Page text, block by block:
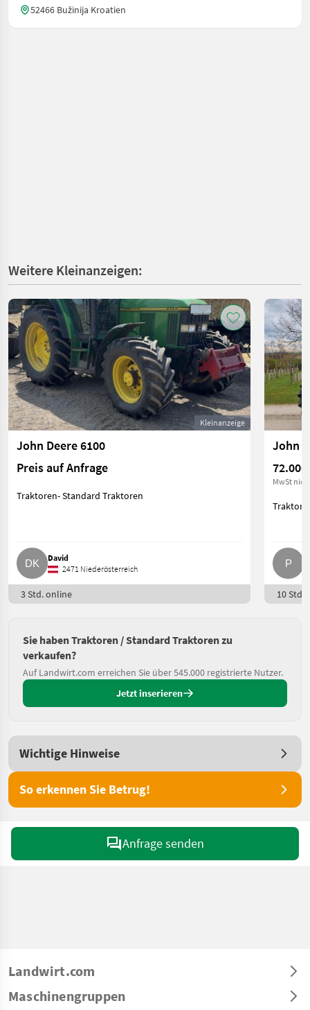
52466 Bužinija Kroatien
Weitere Kleinanzeigen:
Kleinanzeige
John Deere 6100
Preis auf Anfrage
Traktoren- Standard Traktoren
David
2471 Niederösterreich
3 Std. online
John
72.000
MwSt
10 Std.
Sie haben Traktoren / Standard Traktoren zu
verkaufen?
Auf Landwirt.com erreichen Sie über 545.000 registrierte Nutzer.
Jetzt inserieren
Wichtige Hinweise
So erkennen Sie Betrug!
Anfrage senden
Landwirt.com
Maschinengruppen